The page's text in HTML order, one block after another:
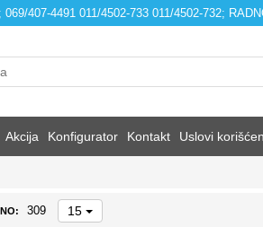
407-4491 011/4502-733 011/4502-732;
Akcija Konfigurator Kontakt Uslovi
309 15